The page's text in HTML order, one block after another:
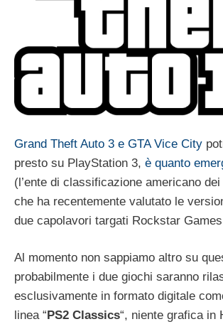
Grand Theft Auto 3 e GTA Vice City
presto su PlayStation 3, è quanto
(l’ente di classificazione americano
che ha recentemente valutato le
due capolavori targati Rockstar
Al momento non sappiamo altro su
probabilmente i due giochi saranno
esclusivamente in formato digitale
linea “ PS2 Classics“, niente grafica in